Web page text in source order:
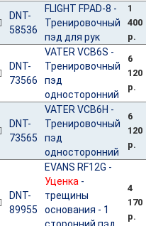
DNT-
58536
FLIGHT FPAD-8 -
Тренировочный
пэд для рук
1
400
р.
DNT-
73566
VATER VCB6S -
Тренировочный
пэд
односторонний
6
120
р.
DNT-
73565
VATER VCB6H -
Тренировочный
пэд
односторонний
6
120
р.
DNT-
89955
EVANS RF12G -
Уценка -
трещины
основания - 1
4
170
р.